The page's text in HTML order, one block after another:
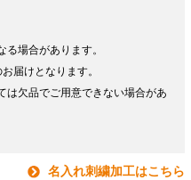
る場合があります。
届けとなります。
は欠品でご用意できない場合があ
名入れ刺繍加工はこちら